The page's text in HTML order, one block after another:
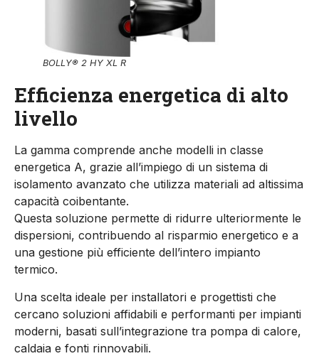
BOLLY® 2 HY XL R
Efficienza energetica di alto
livello
La gamma comprende anche modelli in classe
energetica A, grazie all’impiego di un sistema di
isolamento avanzato che utilizza materiali ad altissima
capacità coibentante.
Questa soluzione permette di ridurre ulteriormente le
dispersioni, contribuendo al risparmio energetico e a
una gestione più efficiente dell’intero impianto
termico.
Una scelta ideale per installatori e progettisti che
cercano soluzioni affidabili e performanti per impianti
moderni, basati sull’integrazione tra pompa di calore,
caldaia e fonti rinnovabili.